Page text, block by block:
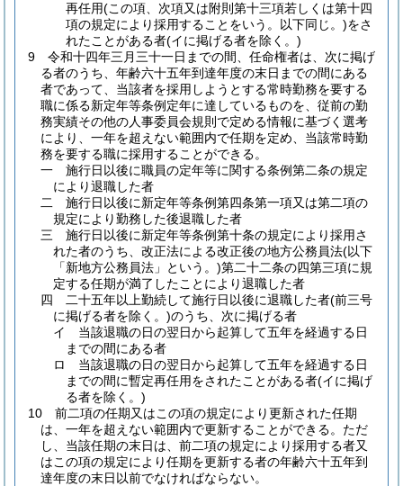
再任用(この項、次項又は附則第十三項若しくは第十四
項の規定により採用することをいう。以下同じ。)をさ
れたことがある者(イに掲げる者を除く。)
9
令和十四年三月三十一日までの間、任命権者は、次に掲げ
る者のうち、年齢六十五年到達年度の末日までの間にある
者であって、当該者を採用しようとする常時勤務を要する
職に係る新定年等条例定年に達しているものを、従前の勤
務実績その他の人事委員会規則で定める情報に基づく選考
により、一年を超えない範囲内で任期を定め、当該常時勤
務を要する職に採用することができる。
一
施行日以後に職員の定年等に関する条例第二条の規定
により退職した者
二
施行日以後に新定年等条例第四条第一項又は第二項の
規定により勤務した後退職した者
三
施行日以後に新定年等条例第十条の規定により採用さ
れた者のうち、改正法による改正後の地方公務員法(以下
「新地方公務員法」という。)第二十二条の四第三項に規
定する任期が満了したことにより退職した者
四
二十五年以上勤続して施行日以後に退職した者(前三号
に掲げる者を除く。)のうち、次に掲げる者
イ
当該退職の日の翌日から起算して五年を経過する日
までの間にある者
ロ
当該退職の日の翌日から起算して五年を経過する日
までの間に暫定再任用をされたことがある者(イに掲げ
る者を除く。)
10
前二項の任期又はこの項の規定により更新された任期
は、一年を超えない範囲内で更新することができる。 ただ
し、当該任期の末日は、前二項の規定により採用する者又
はこの項の規定により任期を更新する者の年齢六十五年到
達年度の末日以前でなければならない。